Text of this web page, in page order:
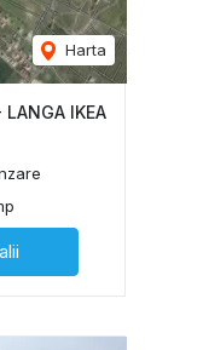
Harta
LANGA IKEA